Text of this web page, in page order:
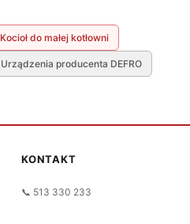
Kocioł do małej kotłowni
Urządzenia producenta DEFRO
KONTAKT
📞 513 330 233